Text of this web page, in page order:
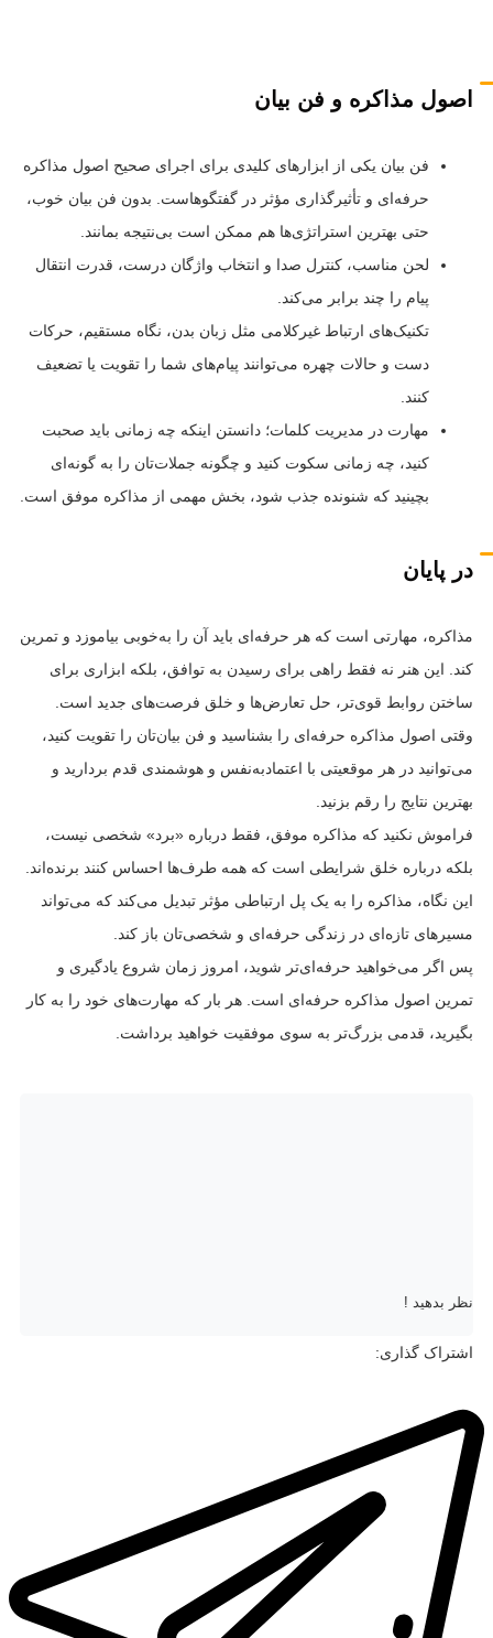
اصول مذاکره و فن بیان
فن بیان یکی از ابزارهای کلیدی برای اجرای صحیح اصول مذاکره
حرفه‌ای و تأثیرگذاری مؤثر در گفتگوهاست. بدون فن بیان خوب،
حتی بهترین استراتژی‌ها هم ممکن است بی‌نتیجه بمانند.
لحن مناسب، کنترل صدا و انتخاب واژگان درست، قدرت انتقال
پیام را چند برابر می‌کند.
تکنیک‌های ارتباط غیرکلامی مثل زبان بدن، نگاه مستقیم، حرکات
دست و حالات چهره می‌توانند پیام‌های شما را تقویت یا تضعیف
کنند.
مهارت در مدیریت کلمات؛ دانستن اینکه چه زمانی باید صحبت
کنید، چه زمانی سکوت کنید و چگونه جملات‌تان را به گونه‌ای
بچینید که شنونده جذب شود، بخش مهمی از مذاکره موفق است.
در پایان
مذاکره، مهارتی است که هر حرفه‌ای باید آن را به‌خوبی بیاموزد و تمرین
کند. این هنر نه فقط راهی برای رسیدن به توافق، بلکه ابزاری برای
ساختن روابط قوی‌تر، حل تعارض‌ها و خلق فرصت‌های جدید است.
وقتی اصول مذاکره حرفه‌ای را بشناسید و فن بیان‌تان را تقویت کنید،
می‌توانید در هر موقعیتی با اعتمادبه‌نفس و هوشمندی قدم بردارید و
بهترین نتایج را رقم بزنید.
فراموش نکنید که مذاکره موفق، فقط درباره «برد» شخصی نیست،
بلکه درباره خلق شرایطی است که همه طرف‌ها احساس کنند برنده‌اند.
این نگاه، مذاکره را به یک پل ارتباطی مؤثر تبدیل می‌کند که می‌تواند
مسیرهای تازه‌ای در زندگی حرفه‌ای و شخصی‌تان باز کند.
پس اگر می‌خواهید حرفه‌ای‌تر شوید، امروز زمان شروع یادگیری و
تمرین اصول مذاکره حرفه‌ای است. هر بار که مهارت‌های خود را به کار
بگیرید، قدمی بزرگ‌تر به سوی موفقیت خواهید برداشت.
نظر بدهید !
اشتراک گذاری: